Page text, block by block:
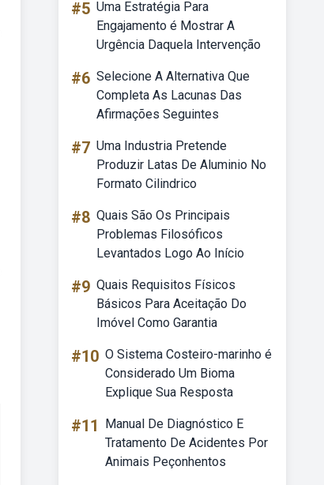
#5 Uma Estratégia Para
Engajamento é Mostrar A
Urgência Daquela Intervenção
#6 Selecione A Alternativa Que
Completa As Lacunas Das
Afirmações Seguintes
#7 Uma Industria Pretende
Produzir Latas De Aluminio No
Formato Cilindrico
#8 Quais São Os Principais
Problemas Filosóficos
Levantados Logo Ao Início
#9 Quais Requisitos Físicos
Básicos Para Aceitação Do
Imóvel Como Garantia
#10 O Sistema Costeiro-marinho é
Considerado Um Bioma
Explique Sua Resposta
#11
Manual De Diagnóstico E
Tratamento De Acidentes Por
Animais Peçonhentos